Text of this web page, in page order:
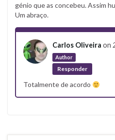
génio que as concebeu. Assim
Um abraço.
Carlos Oliveira on
Author
Responder
Totalmente de acordo